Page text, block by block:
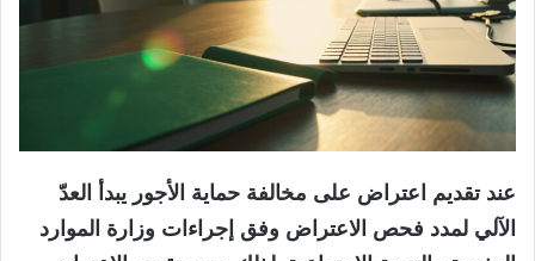
عند تقديم اعتراض على مخالفة حماية الأجور يبدأ العدّ
الآلي لمدد فحص الاعتراض وفق إجراءات وزارة الموارد